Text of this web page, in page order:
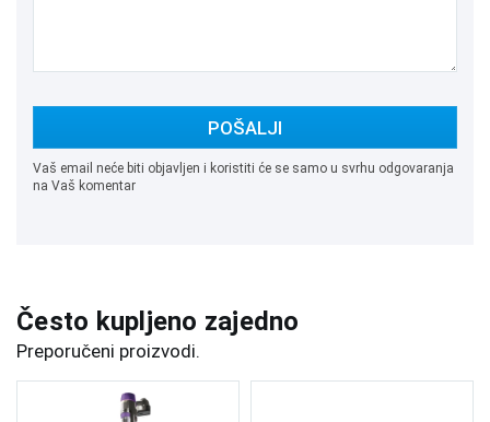
POŠALJI
Vaš email neće biti objavljen i koristiti će se samo u svrhu odgovaranja
na Vaš komentar
Često kupljeno zajedno
Preporučeni proizvodi.